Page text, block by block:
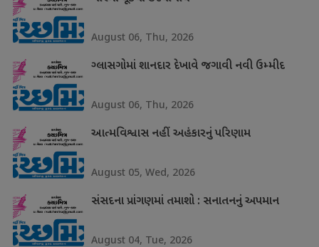
August 06, Thu, 2026
ગ્લાસગોમાં શાનદાર દેખાવે જગાવી નવી ઉમ્મીદ
August 06, Thu, 2026
આત્મવિશ્વાસ નહીં અહંકારનું પરિણામ
August 05, Wed, 2026
સંસદના પ્રાંગણમાં તમાશો : સનાતનનું અપમાન
August 04, Tue, 2026